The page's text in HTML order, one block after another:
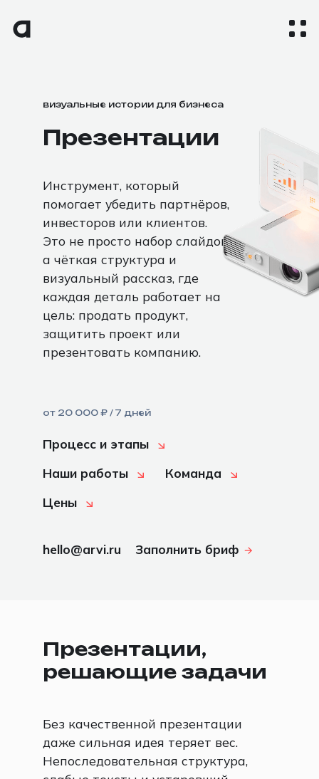
визуальные истории для бизнеса
Презентации
Инструмент, который
помогает убедить партнёров,
инвесторов или клиентов.
Это не просто набор слайдов,
а чёткая структура и
визуальный рассказ, где
каждая деталь работает на
цель: продать продукт,
защитить проект или
презентовать компанию.
от 20 000 ₽ / 7 дней
Процесс и этапы
Наши работы
Команда
Цены
hello@arvi.ru Заполнить бриф
Презентации,
решающие задачи
Без качественной презентации
даже сильная идея теряет вес.
Непоследовательная структура,